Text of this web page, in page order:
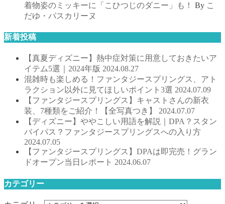
着物姿のミッキーに「こひつじのダニー」も！
By こ
だゆ・パスカリーヌ
新着投稿
【真夏ディズニー】熱中症対策に用意しておきたいア
イテム5選｜2024年版 2024.08.27
混雑時も楽しめる！ファンタジースプリングス、アト
ラクション以外に見てほしいポイント3選 2024.07.09
【ファンタジースプリングス】キャストさんの新衣
装、7種類をご紹介！【全写真つき】 2024.07.07
【ディズニー】ややこしい用語を解説｜DPA？スタン
バイパス？ファンタジースプリングスへの入り方
2024.07.05
【ファンタジースプリングス】DPAは即完売！グラン
ドオープン当日レポート 2024.06.07
カテゴリー